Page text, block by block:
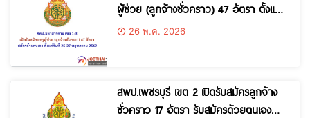
ผู้ช่วย (ลูกจ้างชั่วคราว) 47 อัตรา ตั้งแต่
วันที่ 25-27 พฤษภาคม 2569
26 พ.ค. 2026
สพป.เพชรบุรี เขต 2 เปิดรับสมัครลูกจ้าง
ชั่วคราว 17 อัตรา รับสมัครด้วยตนเอง